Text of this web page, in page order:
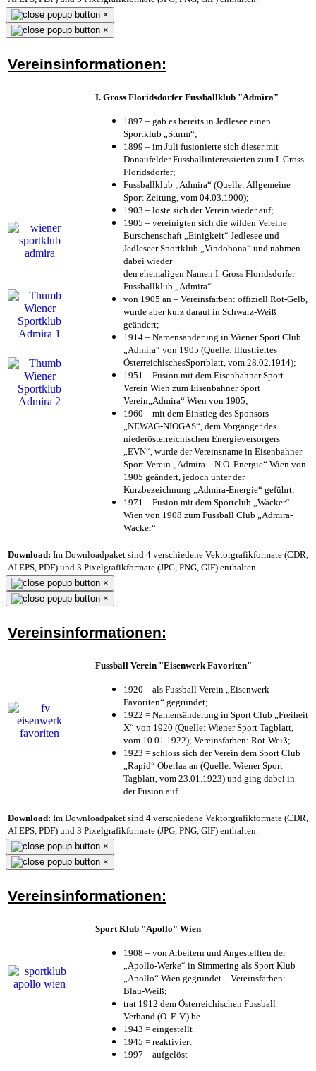
×
×
Vereinsinformationen:
I. Gross Floridsdorfer Fussballklub "Admira"
1897 – gab es bereits in Jedlesee einen
Sportklub „Sturm“;
1899 – im Juli fusionierte sich dieser mit
Donaufelder Fussballinteressierten zum I. Gross
Floridsdorfer;
Fussballklub „Admira“ (Quelle: Allgemeine
Sport Zeitung, vom 04.03.1900);
1903 – löste sich der Verein wieder auf;
1905 – vereinigten sich die wilden Vereine
Burschenschaft „Einigkeit“ Jedlesee und
Jedleseer Sportklub „Vindobona“ und nahmen
dabei wieder
den ehemaligen Namen I. Gross Floridsdorfer
Fussballklub „Admira“
von 1905 an – Vereinsfarben: offiziell Rot-Gelb,
wurde aber kurz darauf in Schwarz-Weiß
geändert;
1914 – Namensänderung in Wiener Sport Club
„Admira“ von 1905 (Quelle: Illustriertes
ÖsterreichischesSportblatt, vom 28.02.1914);
1951 – Fusion mit dem Eisenbahner Sport
Verein Wien zum Eisenbahner Sport
Verein„Admira“ Wien von 1905;
1960 – mit dem Einstieg des Sponsors
„NEWAG-NIOGAS“, dem Vorgänger des
niederösterreichischen Energieversorgers
„EVN“, wurde der Vereinsname in Eisenbahner
Sport Verein „Admira – N.Ö. Energie“ Wien von
1905 geändert, jedoch unter der
Kurzbezeichnung „Admira-Energie“ geführt;
1971 – Fusion mit dem Sportclub „Wacker“
Wien von 1908 zum Fussball Club „Admira-
Wacker“
Download: Im Downloadpaket sind 4 verschiedene Vektorgrafikformate (CDR,
AI EPS, PDF) und 3 Pixelgrafikformate (JPG, PNG, GIF) enthalten.
×
×
Vereinsinformationen:
Fussball Verein "Eisenwerk Favoriten"
1920 = als Fussball Verein „Eisenwerk
Favoriten“ gegründet;
1922 = Namensänderung in Sport Club „Freiheit
X“ von 1920 (Quelle: Wiener Sport Tagblatt,
vom 10.01.1922); Vereinsfarben: Rot-Weiß;
1923 = schloss sich der Verein dem Sport Club
„Rapid“ Oberlaa an (Quelle: Wiener Sport
Tagblatt, vom 23.01.1923) und ging dabei in
der Fusion auf
Download: Im Downloadpaket sind 4 verschiedene Vektorgrafikformate (CDR,
AI EPS, PDF) und 3 Pixelgrafikformate (JPG, PNG, GIF) enthalten.
×
×
Vereinsinformationen:
Sport Klub "Apollo" Wien
1908 – von Arbeitern und Angestellten der
„Apollo-Werke“ in Simmering als Sport Klub
„Apollo“ Wien gegründet – Vereinsfarben:
Blau-Weiß;
trat 1912 dem Österreichischen Fussball
Verband (Ö. F. V.) be
1943 = eingestellt
1945 = reaktiviert
1997 = aufgelöst